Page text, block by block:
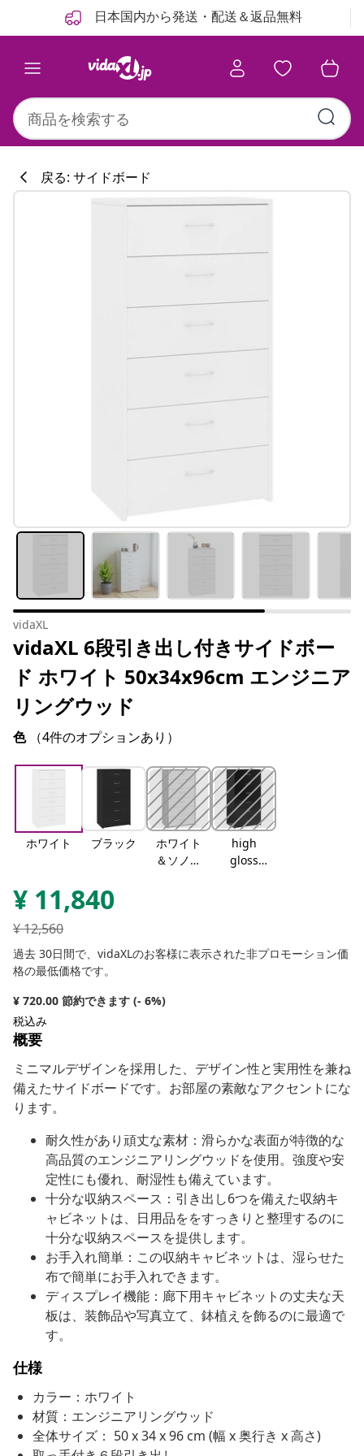
日本国内から発送・配送＆返品無料
戻る: サイドボード
vidaXL
vidaXL 6段引き出し付きサイドボー
ド ホワイト 50x34x96cm エンジニア
リングウッド
色 （4件のオプションあり）
ホワイト ブラック
ホワイト
＆ソノマ
high
gloss
¥ 11,840
¥12,560
過去 30日間で、vidaXLのお客様に表示された非プロモーション価
格の最低価格です。
¥ 720.00 節約できます (- 6%)
税込み
概要
ミニマルデザインを採用した、デザイン性と実用性を兼ね
備えたサイドボードです。お部屋の素敵なアクセントにな
ります。
耐久性があり頑丈な素材：滑らかな表面が特徴的な
高品質のエンジニアリングウッドを使用。強度や安
定性にも優れ、耐湿性も備えています。
十分な収納スペース：引き出し6つを備えた収納キ
ャビネットは、日用品ををすっきりと整理するのに
十分な収納スペースを提供します。
お手入れ簡単：この収納キャビネットは、湿らせた
布で簡単にお手入れできます。
ディスプレイ機能：廊下用キャビネットの丈夫な天
板は、装飾品や写真立て、鉢植えを飾るのに最適で
す。
仕様
カラー：ホワイト
材質：エンジニアリングウッド
全体サイズ： 50 x 34 x 96 cm (幅 x 奥行き x 高さ)